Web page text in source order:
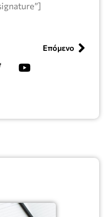
Επόμενο